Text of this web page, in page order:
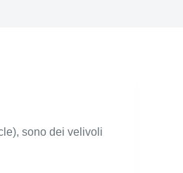
sono dei velivoli